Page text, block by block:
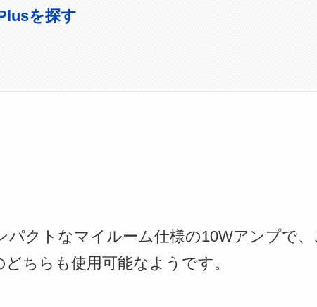
を探す
パクトなマイルーム仕様の10Wアンプで
ちらも使用可能なようです。